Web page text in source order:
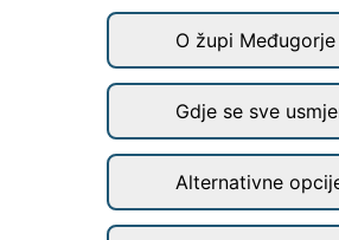
O župi
Gdje se sve
Alternativne